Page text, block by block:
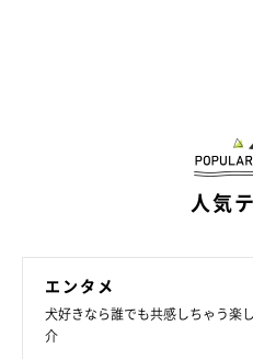
人気
エンタメ
犬好きなら誰でも共感しちゃう楽
介